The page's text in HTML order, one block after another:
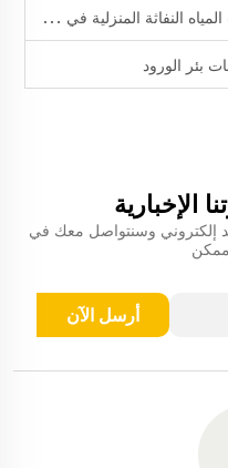
بئر الورود
الإخبارية
إلكتروني وسنتواصل معك في
أرسل الآن